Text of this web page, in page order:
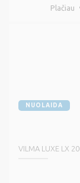
Plačiau
NUOLAIDA
VILMA LUXE LX